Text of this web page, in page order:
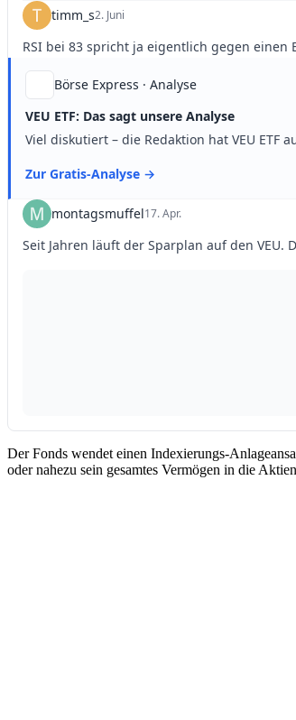
Der Fonds wendet einen Indexierungs-
oder nahezu sein gesamtes Vermögen in die